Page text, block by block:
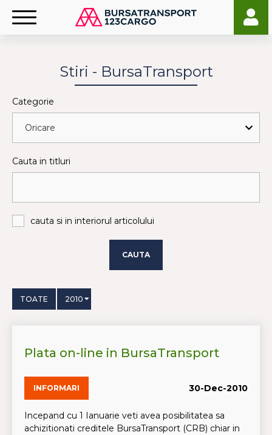
Stiri - BursaTransport
Categorie
Cauta in titluri
cauta si in interiorul articolului
CAUTA
TOATE 2010
Plata on-line in BursaTransport
INFORMARI 30-Dec-2010
Incepand cu 1 Ianuarie veti avea posibilitatea sa
achizitionati creditele BursaTransport (CRB) chiar in